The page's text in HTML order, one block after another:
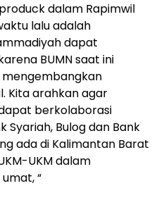
dalam Rapimwil
lalu adalah
dapat
BUMN saat ini
mengembangkan
Kita arahkan agar
berkolaborasi
Syariah, Bulog dan Bank
ada di Kalimantan Barat
UKM dalam
“